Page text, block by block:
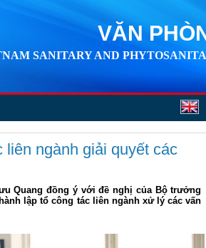
VĂN
SANITARY AND
liên ngành giải quyết các
Quang đồng ý với đề nghị của Bộ trưởng
lập tổ công tác liên ngành xử lý các vấn